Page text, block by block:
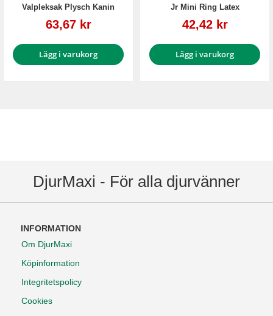
Valpleksak Plysch Kanin
Reapris
63,67 kr
Lägg i varukorg
Jr Mini Ring Latex
Reapris
42,42 kr
Lägg i varukorg
DjurMaxi - För alla djurvänner
INFORMATION
Om DjurMaxi
Köpinformation
Integritetspolicy
Cookies